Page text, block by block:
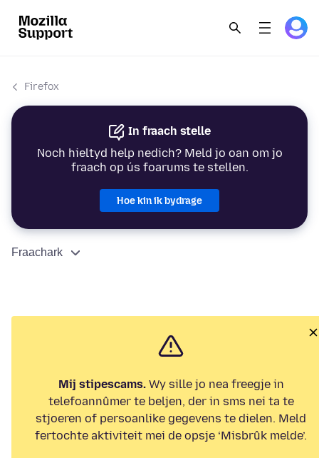
Firefox
In fraach stelle
Noch hieltyd help nedich? Meld jo oan om jo
fraach op ús foarums te stellen.
Hoe kin ik bydrage
Fraachark
Mij stipescams.Wy sille jo nea freegje in
telefoannûmer te beljen, der in sms nei ta te
stjoeren of persoanlike gegevens te dielen. Meld
fertochte aktiviteit mei de opsje ‘Misbrûk melde’.